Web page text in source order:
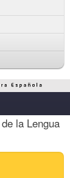
la Lengua